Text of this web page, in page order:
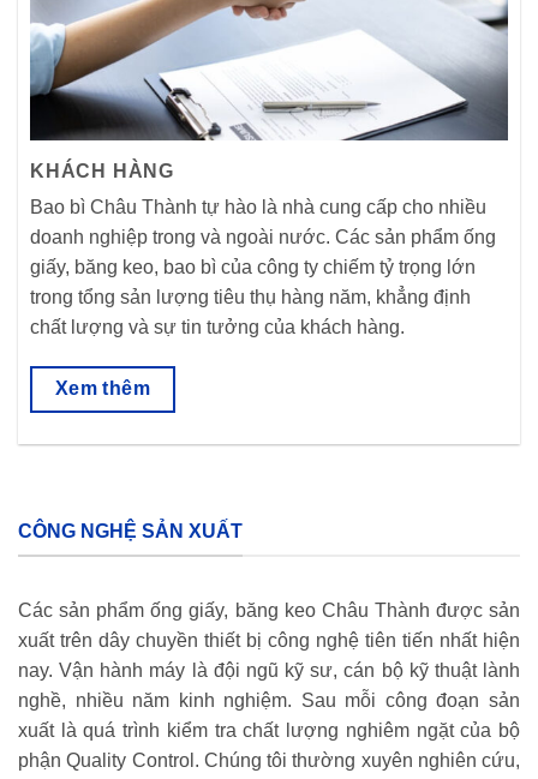
KHÁCH HÀNG
Bao bì Châu Thành tự hào là nhà cung cấp cho nhiều
doanh nghiệp trong và ngoài nước. Các sản phẩm ống
giấy, băng keo, bao bì của công ty chiếm tỷ trọng lớn
trong tổng sản lượng tiêu thụ hàng năm, khẳng định
chất lượng và sự tin tưởng của khách hàng.
Xem thêm
CÔNG NGHỆ SẢN XUẤT
Các sản phẩm ống giấy, băng keo Châu Thành được sản
xuất trên dây chuyền thiết bị công nghệ tiên tiến nhất hiện
nay. Vận hành máy là đội ngũ kỹ sư, cán bộ kỹ thuật lành
nghề, nhiều năm kinh nghiệm. Sau mỗi công đoạn sản
xuất là quá trình kiểm tra chất lượng nghiêm ngặt của bộ
phận Quality Control. Chúng tôi thường xuyên nghiên cứu,